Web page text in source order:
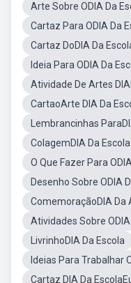
Arte Sobre ODIA Da
Cartaz Para ODIA Da
Cartaz DoDIA Da
Ideia Para ODIA Da
Atividade De Artes
CartaoArte DIA Da
Lembrancinhas
ColagemDIA Da Escola
O Que Fazer Para
Desenho Sobre ODIA
ComemoraçãoDIA Da
Atividades Sobre
LivrinhoDIA Da Escola
Ideias Para Trabalhar
Cartaz DIA Da